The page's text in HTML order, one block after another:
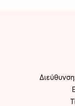
Διεύθυνση: